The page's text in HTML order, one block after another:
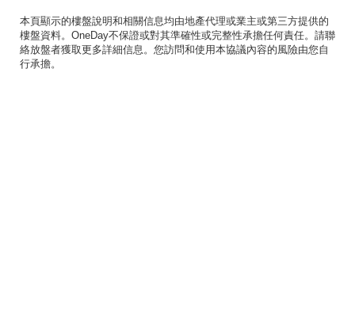
本頁顯示的樓盤說明和相關信息均由地產代理或業主或第三方提供的
樓盤資料。OneDay不保證或對其準確性或完整性承擔任何責任。請聯
絡放盤者獲取更多詳細信息。您訪問和使用本協議內容的風險由您自
行承擔。